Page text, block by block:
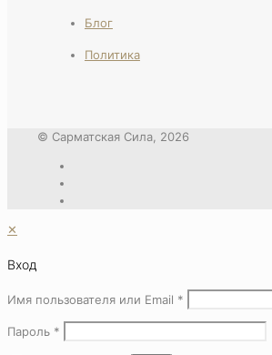
Блог
Политика
© Сарматская Сила, 2026
✕
Вход
Имя пользователя или Email *
Пароль *